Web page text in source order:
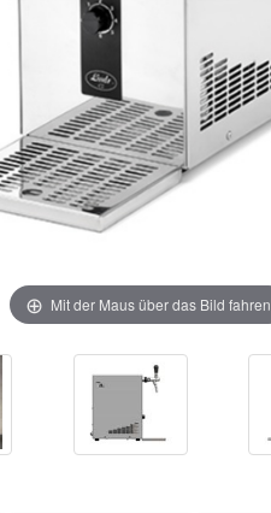
Mit der Maus über das Bild fahren